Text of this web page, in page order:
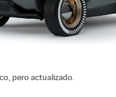
pero actualizado.